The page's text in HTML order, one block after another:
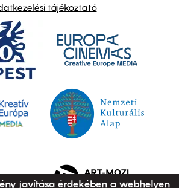
tájékoztató
javítása érdekében a webhelyen